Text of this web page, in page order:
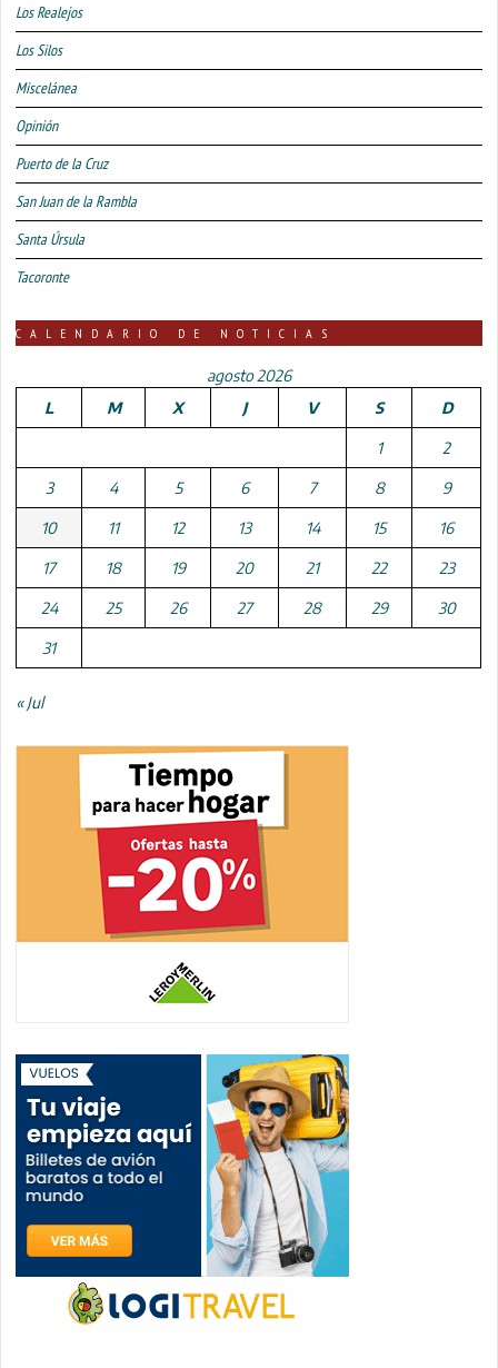
Los Realejos
Los Silos
Miscelánea
Opinión
Puerto de la Cruz
San Juan de la Rambla
Santa Úrsula
Tacoronte
CALENDARIO DE NOTICIAS
agosto 2026
L
M X J V S D
1 2
3 4 5 6 7 8 9
10 11 12 13 14 15 16
17 18 19 20 21 22 23
24 25 26 27 28 29 30
31
« Jul